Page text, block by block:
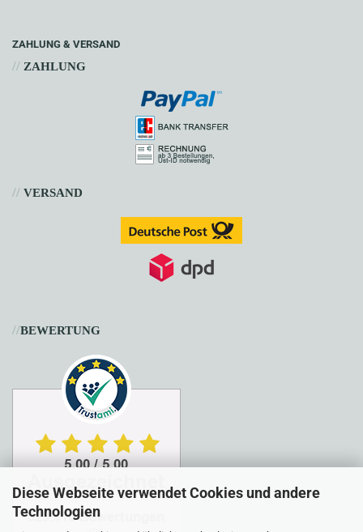
Diese Webseite verwendet Cookies und andere
Technologien
ZAHLUNG & VERSAND
// ZAHLUNG
// VERSAND
//BEWERTUNG